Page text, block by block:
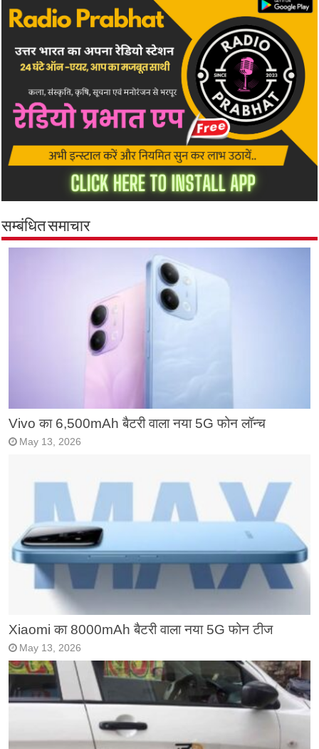
सम्बंधित समाचार
Vivo का 6,500mAh बैटरी वाला नया 5G फोन लॉन्च
May 13, 2026
Xiaomi का 8000mAh बैटरी वाला नया 5G फोन टीज
May 13, 2026